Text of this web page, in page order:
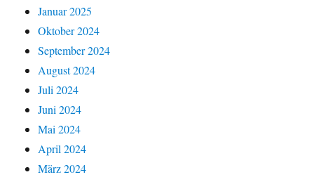
Januar 2025
Oktober 2024
September 2024
August 2024
Juli 2024
Juni 2024
Mai 2024
April 2024
März 2024